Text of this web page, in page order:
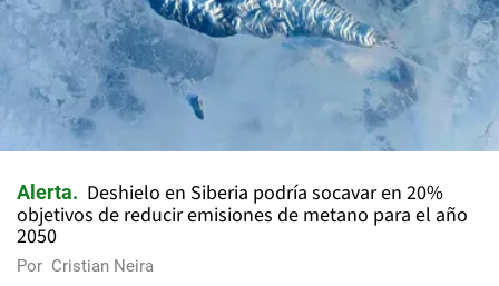
Alerta
Deshielo en Siberia podría socavar en 20%
objetivos de reducir emisiones de metano para el año
2050
Por Cristian Neira